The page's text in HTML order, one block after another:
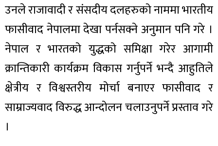
उनले राजावादी र संसदीय दलहरुको नाममा भारतीय
फासीवाद नेपालमा देखा पर्नसक्ने अनुमान पनि गरे ।
नेपाल र भारतको युद्धको समिक्षा गरेर आगामी
क्रान्तिकारी कार्यक्रम विकास गर्नुपर्ने भन्दै आहुतिले
क्षेत्रीय र विश्वस्तरीय मोर्चा बनाएर फासीवाद र
साम्राज्यवाद विरुद्ध आन्दोलन चलाउनुपर्ने प्रस्ताव गरे
।